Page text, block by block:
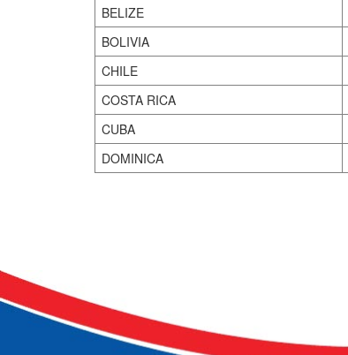
BELIZE
BOLIVIA
CHILE
COSTA RICA
CUBA
DOMINICA